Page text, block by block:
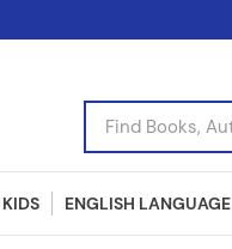
Find Books,
KIDS ENGLISH